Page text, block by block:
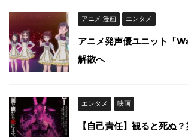
アニメ 漫画 エンタメ
アニメ発声優ユニット「
解散へ
エンタメ 映画
【自己責任】観ると死ぬ